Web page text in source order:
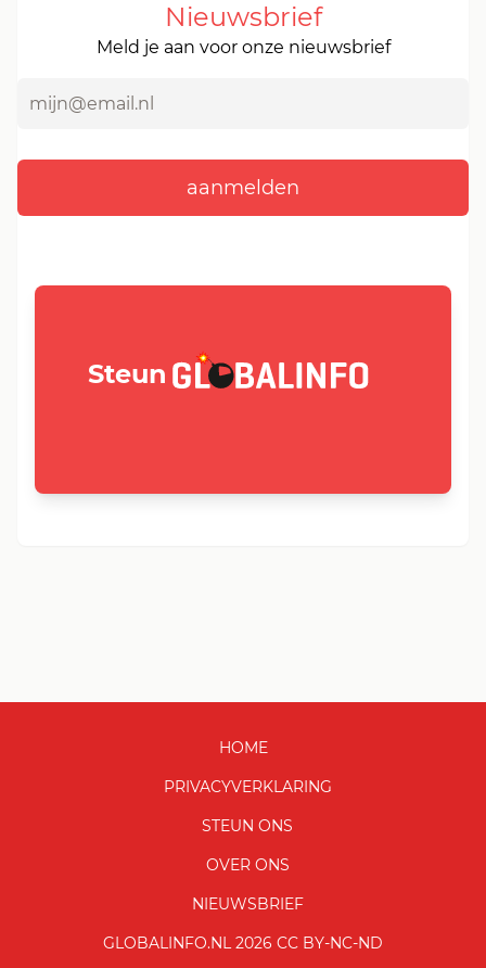
Nieuwsbrief
Meld je aan voor onze nieuwsbrief
Steun GLOBALINFO.nl
HOME
PRIVACYVERKLARING
STEUN ONS
OVER ONS
NIEUWSBRIEF
GLOBALINFO.NL 2026 CC BY-NC-ND